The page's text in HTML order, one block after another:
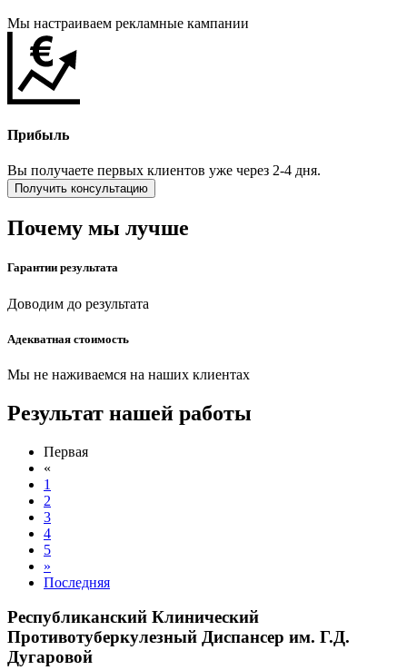
Мы настраиваем рекламные кампании
Прибыль
Вы получаете первых клиентов уже через 2-4 дня.
Получить консультацию
Почему мы лучше
Гарантии результата
Доводим до результата
Адекватная cтоимость
Мы не наживаемся на наших клиентах
Результат нашей работы
Первая
«
1
2
3
4
5
»
Последняя
Республиканский Клинический
Противотуберкулезный Диспансер им. Г.Д.
Дугаровой